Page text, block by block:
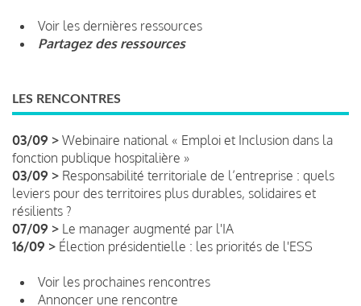
Voir les dernières ressources
Partagez des ressources
LES RENCONTRES
03/09 > Webinaire national « Emploi et Inclusion dans la
fonction publique hospitalière »
03/09 > Responsabilité territoriale de l’entreprise : quels
leviers pour des territoires plus durables, solidaires et
résilients ?
07/09 > Le manager augmenté par l'IA
16/09 > Élection présidentielle : les priorités de l'ESS
Voir les prochaines rencontres
Annoncer une rencontre